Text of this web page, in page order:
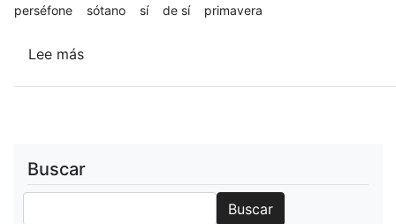
perséfone
sótano sí de sí primavera
Lee más
2013)
Buscar
Buscar